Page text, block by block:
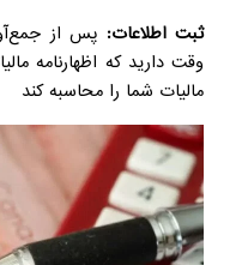
ثبت اطلاعات: پس از
وقت دارید که اظهارنامه
مالیات شما را محاسبه کند